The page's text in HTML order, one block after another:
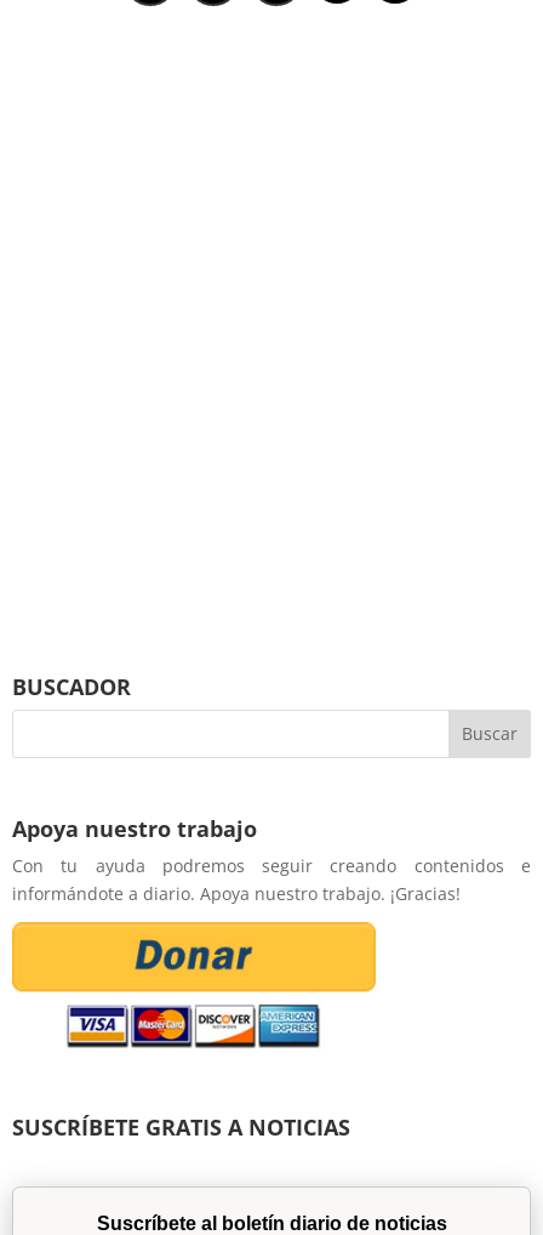
BUSCADOR
Apoya nuestro trabajo
Con tu ayuda podremos seguir creando contenidos e
informándote a diario. Apoya nuestro trabajo. ¡Gracias!
SUSCRÍBETE GRATIS A NOTICIAS
Suscríbete al boletín diario de noticias